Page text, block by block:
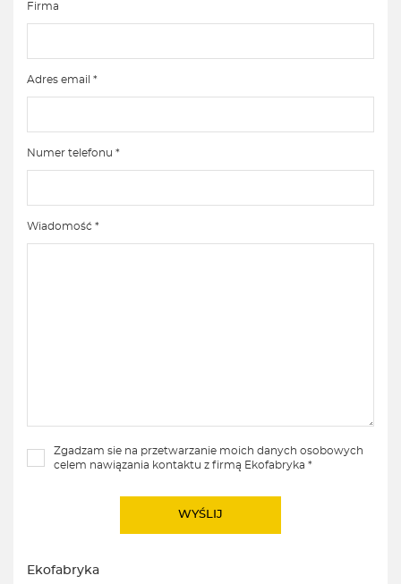
Firma
Adres email *
Numer telefonu *
Wiadomość *
Zgadzam sie na przetwarzanie moich danych osobowych
celem nawiązania kontaktu z firmą Ekofabryka *
Ekofabryka